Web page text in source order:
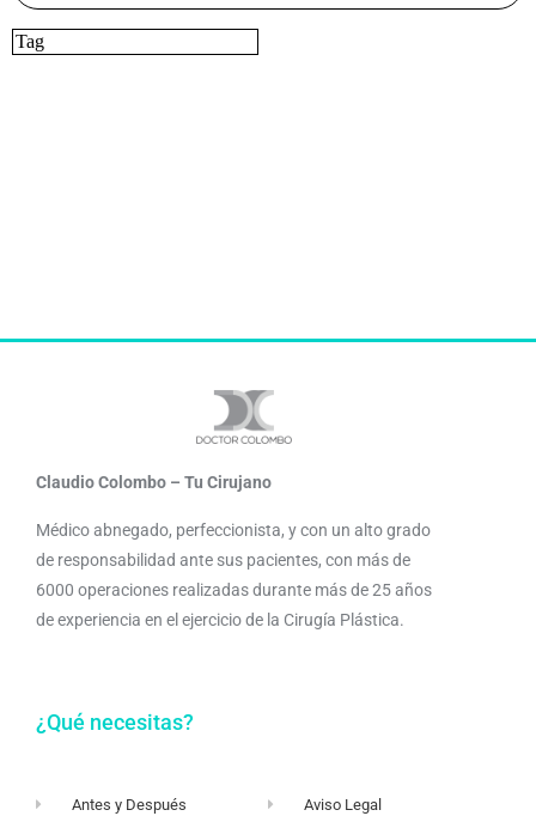
Claudio Colombo – Tu Cirujano
Médico abnegado, perfeccionista, y con un alto grado
de responsabilidad ante sus pacientes, con más de
6000 operaciones realizadas durante más de 25 años
de experiencia en el ejercicio de la Cirugía Plástica.
¿Qué necesitas?
Antes y Después Aviso Legal